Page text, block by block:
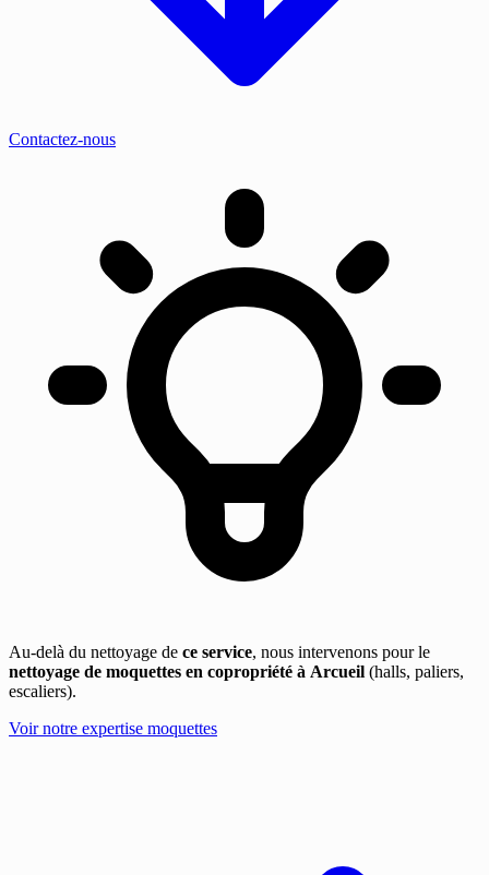
Contactez-nous
Au-delà du nettoyage de ce service, nous intervenons pour le
nettoyage de moquettes en copropriété à Arcueil (halls, paliers,
escaliers).
Voir notre expertise moquettes